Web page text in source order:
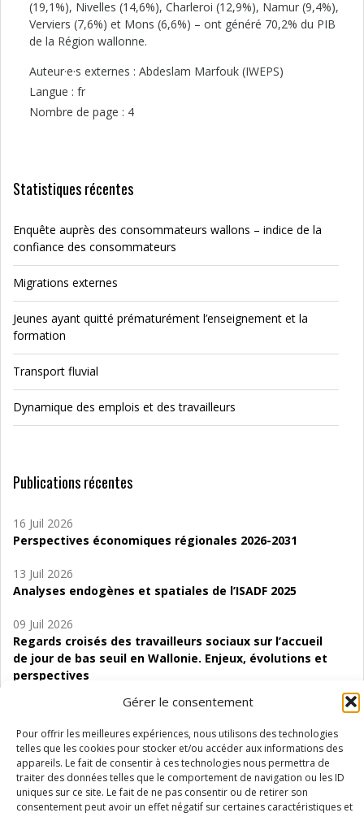
Gérer le consentement
Pour offrir les meilleures expériences, nous utilisons des technologies
telles que les cookies pour stocker et/ou accéder aux informations des
appareils. Le fait de consentir à ces technologies nous permettra de
traiter des données telles que le comportement de navigation ou les ID
uniques sur ce site. Le fait de ne pas consentir ou de retirer son
consentement peut avoir un effet négatif sur certaines caractéristiques et
(19,1%), Nivelles (14,6%), Charleroi (12,9%), Namur (9,4%),
Verviers (7,6%) et Mons (6,6%) – ont généré 70,2% du PIB
de la Région wallonne.
Auteur·e·s externes : Abdeslam Marfouk (IWEPS)
Langue : fr
Nombre de page : 4
Statistiques récentes
Enquête auprès des consommateurs wallons – indice de la
confiance des consommateurs
Migrations externes
Jeunes ayant quitté prématurément l’enseignement et la
formation
Transport fluvial
Dynamique des emplois et des travailleurs
Publications récentes
16 Juil 2026
Perspectives économiques régionales 2026-2031
13 Juil 2026
Analyses endogènes et spatiales de l’ISADF 2025
09 Juil 2026
Regards croisés des travailleurs sociaux sur l’accueil
de jour de bas seuil en Wallonie. Enjeux, évolutions et
perspectives
Étude d’évaluabilité des Structures
d’accompagnement à l’autocréation d’emploi (SAACE)
01 Juil 2026
Pénurie du personnel infirmier :quels indicateurs
d’offre de soins pour comprendre la situation en